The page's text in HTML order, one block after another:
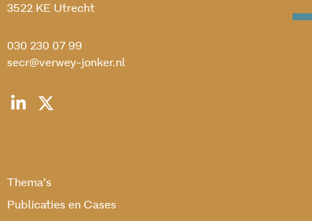
3522 KE Utrecht
030 230 07 99
secr@verwey-jonker.nl
Thema’s
Publicaties en Cases